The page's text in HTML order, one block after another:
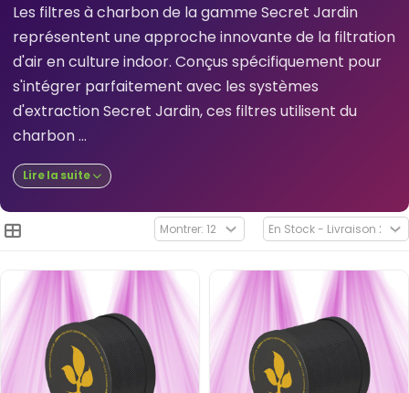
Les filtres à charbon de la gamme Secret Jardin
représentent une approche innovante de la filtration
d'air en culture indoor. Conçus spécifiquement pour
s'intégrer parfaitement avec les systèmes
d'extraction Secret Jardin, ces filtres utilisent du
charbon ...
Lire la suite